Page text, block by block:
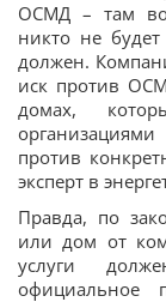
ОСМД – там
никто не
должен.
иск против
домах,
против
эксперт в
Правда, по
или дом от
услуги
официальное